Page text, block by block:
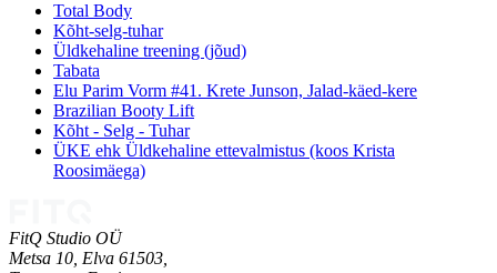
Total Body
Kõht-selg-tuhar
Üldkehaline treening (jõud)
Tabata
Elu Parim Vorm #41. Krete Junson, Jalad-käed-kere
Brazilian Booty Lift
Kõht - Selg - Tuhar
ÜKE ehk Üldkehaline ettevalmistus (koos Krista
Roosimäega)
FitQ Studio OÜ
Metsa 10, Elva 61503,